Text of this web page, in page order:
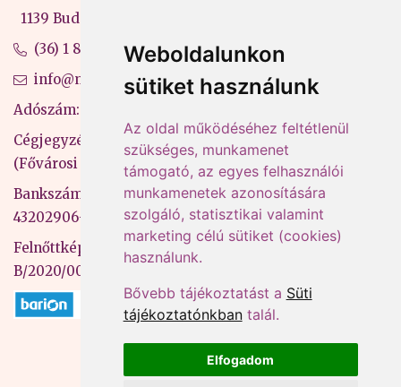
Weboldalunkon
sütiket használunk
Az oldal működéséhez feltétlenül
szükséges, munkamenet
támogató, az egyes felhasználói
munkamenetek azonosítására
szolgáló, statisztikai valamint
marketing célú sütiket (cookies)
használunk.
Bővebb tájékoztatást a Süti
tájékoztatónkbantalál.
Elfogadom
1139 Budapest, Váci út 99-105. 4. em.
(36) 1 880 76 00
info@mprx.hu
Adószám: 13598145-2-41
Cégjegyzékszám: 01-09-883770
(Fővárosi Bíróság)
Bankszámlaszám: CIB Bank, 10700581-
43202906-51100005
Felnőttképzési nyilvántartási szám:
B/2020/000053